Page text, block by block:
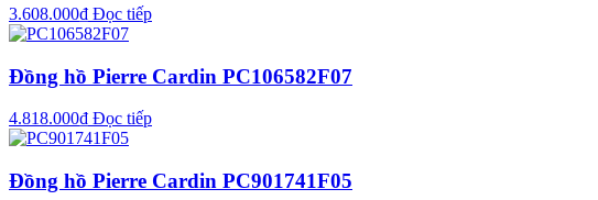
3.608.000₫ Đọc tiếp
Đồng hồ Pierre Cardin PC106582F07
4.818.000₫ Đọc tiếp
Đồng hồ Pierre Cardin PC901741F05